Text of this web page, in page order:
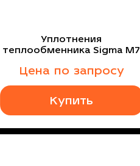
Уплотнения
теплообменника Sigma M7
Цена по запросу
Купить